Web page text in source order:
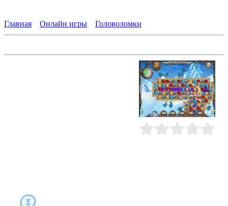
Главная
Онлайн игры Головоломки